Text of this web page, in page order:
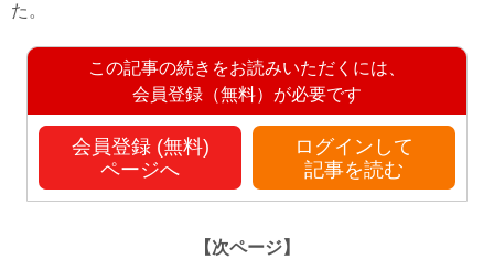
た。
この記事の続きをお読みいただくには、
会員登録（無料）が必要です
会員登録 (無料)
ページへ
ログインして
記事を読む
【次ページ】